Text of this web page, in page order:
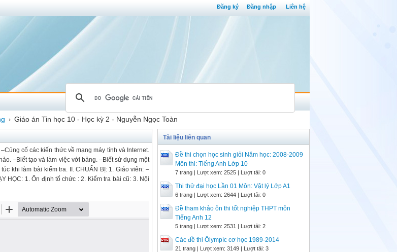
Đăng ký Đăng nhập Liên hệ
› Giáo án Tin học 10 - Học kỳ 2 - Nguyễn Ngọc Toàn
cố các kiến thức về mạng máy tính và Internet.
–Biết tạo và làm việc với bảng. –Biết sử dụng một
khi làm bài kiểm tra. II. CHUẨN BỊ: 1. Giáo viên: –
HỌC: 1. Ổn định tổ chức : 2. Kiểm tra bài cũ: 3. Nội
Tài liệu liên quan
Đề thi chọn học sinh giỏi Năm học: 2008-2009
Môn thi: Tiếng Anh Lớp 10
7 trang | Lượt xem: 2525 | Lượt tải: 0
Thi thử đại học Lần 01 Môn: Vật lý Lớp A1
6 trang | Lượt xem: 2644 | Lượt tải: 0
Đề tham khảo ôn thi tốt nghiệp THPT môn
Tiếng Anh 12
5 trang | Lượt xem: 2531 | Lượt tải: 2
Các đề thi Ôlympíc cơ học 1989-2014
21 trang | Lượt xem: 3149 | Lượt tải: 3